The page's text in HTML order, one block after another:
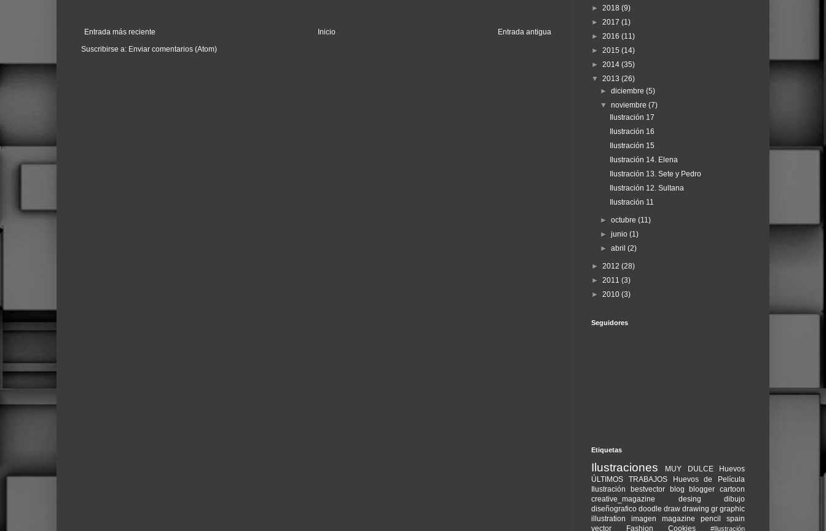
Entrada más reciente Entrada antigua
Inicio
Suscribirse a: Enviar comentarios (Atom)
► 2018 (9)
► 2017 (1)
► 2016 (11)
► 2015 (14)
► 2014 (35)
▼ 2013 (26)
►diciembre(5)
▼noviembre(7)
Ilustración 17
Ilustración 16
Ilustración 15
Ilustración 14. Elena
Ilustración 13. Sete y Pedro
Ilustración 12. Sultana
Ilustración 11
►octubre(11)
►junio(1)
►abril(2)
► 2012 (28)
► 2011 (3)
► 2010 (3)
Seguidores
Etiquetas
Ilustraciones MUY DULCE
Huevos
ÚLTIMOS TRABAJOS
Huevos de Película
Ilustración
bestvector blog blogger cartoon
creative_magazine
desing
dibujo
diseñografico doodle draw drawing gr graphic
illustration
imagen magazine pencil
spain
vector
Fashion Cookies
#Ilustración